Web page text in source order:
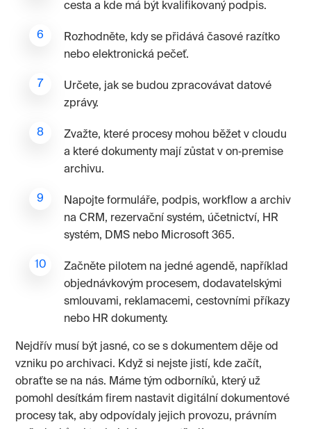
cesta a kde má být kvalifikovaný podpis.
Rozhodněte, kdy se přidává časové razítko
nebo elektronická pečeť.
Určete, jak se budou zpracovávat datové
zprávy.
Zvažte, které procesy mohou běžet v cloudu
a které dokumenty mají zůstat v on‑premise
archivu.
Napojte formuláře, podpis, workflow a archiv
na CRM, rezervační systém, účetnictví, HR
systém, DMS nebo Microsoft 365.
Začněte pilotem na jedné agendě, například
objednávkovým procesem, dodavatelskými
smlouvami, reklamacemi, cestovními příkazy
nebo HR dokumenty.
Nejdřív musí být jasné, co se s dokumentem děje od
vzniku po archivaci. Když si nejste jistí, kde začít,
obraťte se na nás. Máme tým odborníků, který už
pomohl desítkám firem nastavit digitální dokumentové
procesy tak, aby odpovídaly jejich provozu, právním